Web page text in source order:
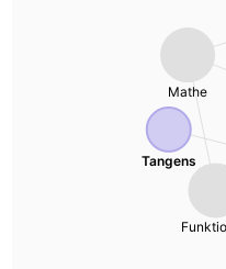
Rechenoperationen
Daten und Zufall
3D Rechner
Taschenrechner
Mathe
Tangens